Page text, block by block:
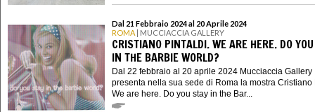
Dal 21 Febbraio 2024 al 20 Aprile 2024
ROMA | MUCCIACCIA GALLERY
CRISTIANO PINTALDI. WE ARE HERE. DO
IN THE BARBIE WORLD?
Dal 22 febbraio al 20 aprile 2024 Mucciaccia Gallery
presenta nella sua sede di Roma la mostra Cristiano
We are here. Do you stay in the Bar...